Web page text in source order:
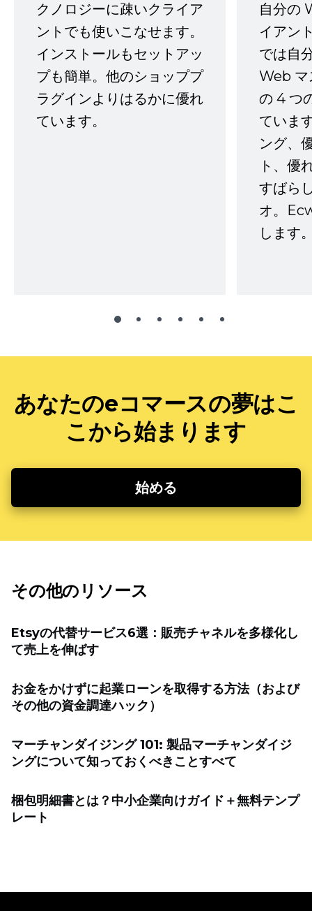
クノロジーに疎いクライア
ントでも使いこなせます。
インストールもセットアッ
プも簡単。他のショッププ
ラグインよりはるかに優れ
ています。
自分の
イアン
では自
Web マ
の 4 つ
ていま
ング、
ト、優
すばら
オ。
します
あなたのeコマースの夢はこ
こから始まります
始める
その他のリソース
Etsyの代替サービス6選：販売チャネルを多様化し
て売上を伸ばす
お金をかけずに起業ローンを取得する方法（および
その他の資金調達ハック）
マーチャンダイジング 101: 製品マーチャンダイジ
ングについて知っておくべきことすべて
梱包明細書とは？中小企業向けガイド＋無料テンプ
レート